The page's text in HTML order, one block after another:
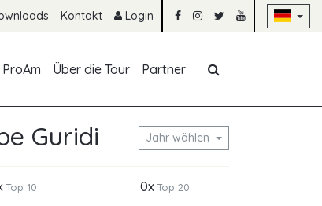
Kontakt Login
ProAm Über die Tour Partner
Guridi Jahr wählen
Top 10 0xTop 20